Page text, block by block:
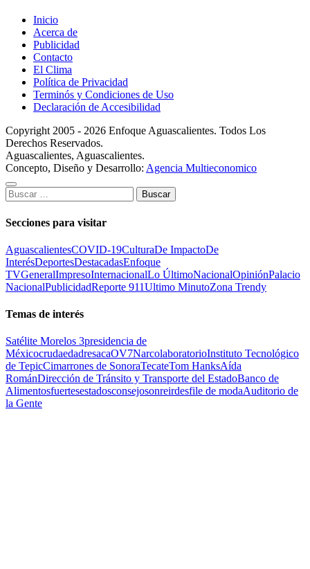
Inicio
Acerca de
Publicidad
Contacto
El Clima
Política de Privacidad
Terminós y Condiciones de Uso
Declaración de Accesibilidad
Copyright 2005 - 2026 Enfoque Aguascalientes. Todos Los
Derechos Reservados.
Aguascalientes, Aguascalientes.
Concepto, Diseño y Desarrollo: Agencia Multieconomico
Buscar:
Secciones para visitar
AguascalientesCOVID-19CulturaDe ImpactoDe
InterésDeportesDestacadasEnfoque
TVGeneralImpresoInternacionalLo ÚltimoNacionalOpiniónPalacio
NacionalPublicidadReporte 911Ultimo MinutoZona Trendy
Temas de interés
Satélite Morelos 3presidencia de
MéxicocrudaedadresacaOV7NarcolaboratorioInstituto Tecnológico
de TepicCimarrones de SonoraTecateTom HanksAída
RománDirección de Tránsito y Transporte del EstadoBanco de
Alimentosfuertesestadosconsejosonreirdesfile de modaAuditorio de
la Gente